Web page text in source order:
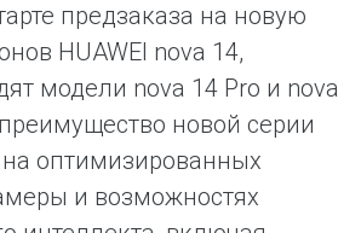
предзаказа на новую
HUAWEI nova 14,
модели nova 14 Pro и nova
новой серии
оптимизированных
и возможностях